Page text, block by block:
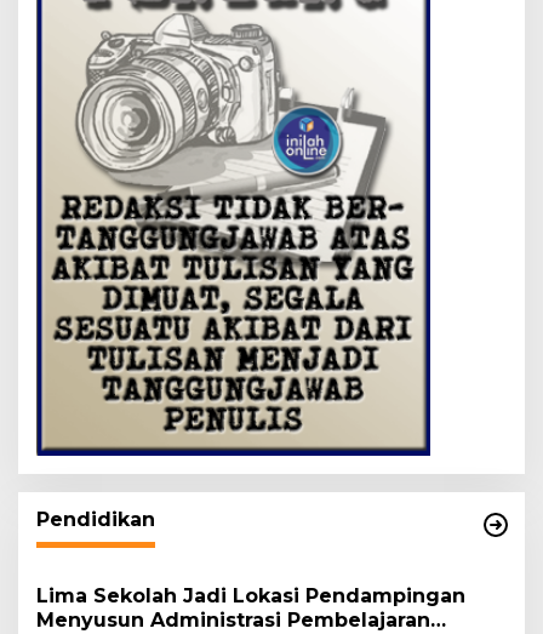
Pendidikan
Lima Sekolah Jadi Lokasi Pendampingan
Menyusun Administrasi Pembelajaran